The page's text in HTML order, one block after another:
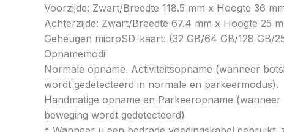
Voorzijde: Zwart/Breedte 118.5 mm x Hoogte 36
Achterzijde: Zwart/Breedte 67.4 mm x Hoogte 25
Geheugen microSD-kaart: (32 GB/64 GB/128 GB/
Opnamemodi
Normale opname. Activiteitsopname (wanneer
wordt gedetecteerd in normale en parkeermodus).
Handmatige opname en Parkeeropname (wanneer
beweging wordt gedetecteerd)